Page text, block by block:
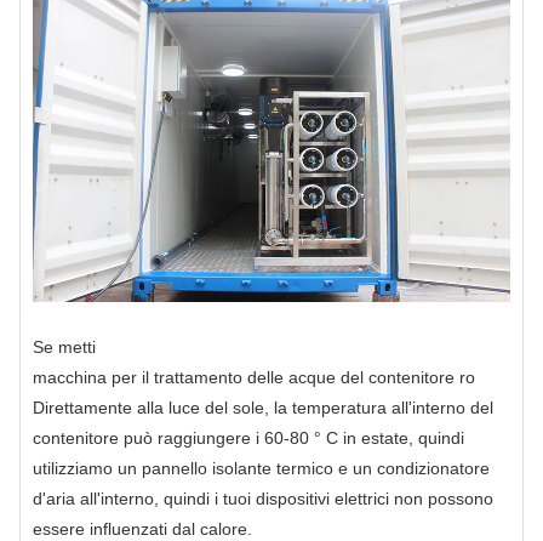
Se metti
macchina per il trattamento delle acque del contenitore ro
Direttamente alla luce del sole, la temperatura all'interno del
contenitore può raggiungere i 60-80 ° C in estate, quindi
utilizziamo un pannello isolante termico e un condizionatore
d'aria all'interno, quindi i tuoi dispositivi elettrici non possono
essere influenzati dal calore.